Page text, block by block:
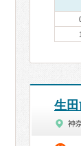
生
神